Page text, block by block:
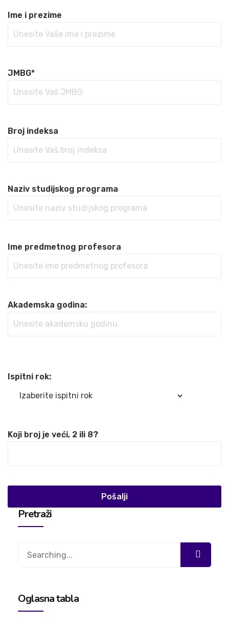
Ime i prezime
JMBG*
Broj indeksa
Naziv studijskog programa
Ime predmetnog profesora
Akademska godina:
Ispitni rok:
Koji broj je veći, 2 ili 8?
Pretraži
Oglasna tabla